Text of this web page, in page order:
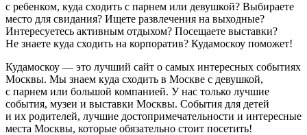
с ребенком, куда сходить с парнем или девушкой? Выбираете
место для свидания? Ищете развлечения на выходные?
Интересуетесь активным отдыхом? Посещаете выставки?
Не знаете куда сходить на корпоратив? Кудамоскоу поможет!
Кудамоскоу — это лучший сайт о самых интересных событиях
Москвы. Мы знаем куда сходить в Москве с девушкой,
с парнем или большой компанией. У нас только лучшие
события, музеи и выставки Москвы. События для детей
и их родителей, лучшие достопримечательности и интересные
места Москвы, которые обязательно стоит посетить!